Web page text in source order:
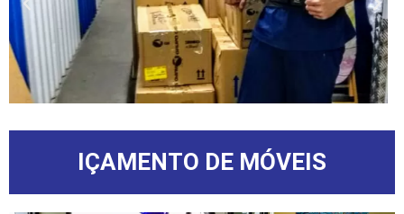
IÇAMENTO DE MÓVEIS